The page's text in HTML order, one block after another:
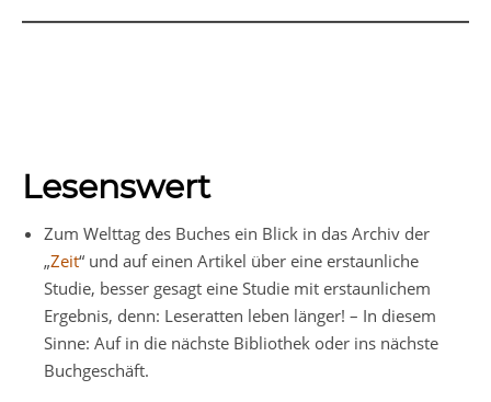
Lesenswert
Zum Welttag des Buches ein Blick in das Archiv der
„Zeit“ und auf einen Artikel über eine erstaunliche
Studie, besser gesagt eine Studie mit erstaunlichem
Ergebnis, denn: Leseratten leben länger! – In diesem
Sinne: Auf in die nächste Bibliothek oder ins nächste
Buchgeschäft.